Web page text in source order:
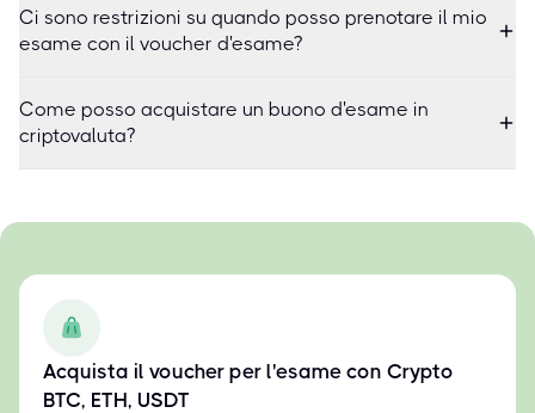
Ci sono restrizioni su quando posso prenotare il mio
esame con il voucher d'esame?
Come posso acquistare un buono d'esame in
criptovaluta?
Acquista il voucher per l'esame con Crypto
BTC, ETH, USDT